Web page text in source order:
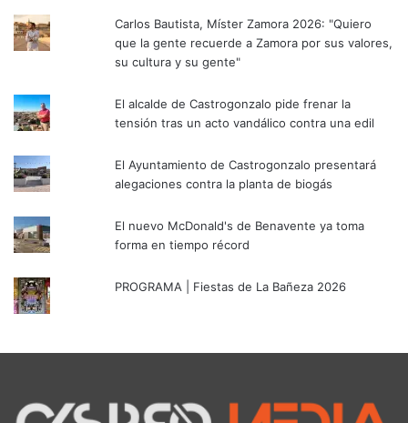
Carlos Bautista, Míster Zamora 2026: "Quiero
que la gente recuerde a Zamora por sus valores,
su cultura y su gente"
El alcalde de Castrogonzalo pide frenar la
tensión tras un acto vandálico contra una edil
El Ayuntamiento de Castrogonzalo presentará
alegaciones contra la planta de biogás
El nuevo McDonald's de Benavente ya toma
forma en tiempo récord
PROGRAMA | Fiestas de La Bañeza 2026